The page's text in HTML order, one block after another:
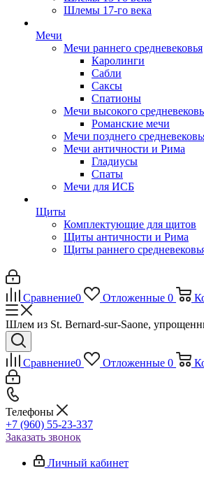
Шлемы 17-го века
Мечи
Мечи раннего средневековья
Каролинги
Сабли
Саксы
Спатионы
Мечи высокого
Романские мечи
Мечи позднего
Мечи античности и Рима
Гладиусы
Спаты
Мечи для ИСБ
Щиты
Комплектующие для щитов
Щиты античности и Рима
Щиты раннего
Сравнение0 Отложенные 0
Шлем из St. Bernard-sur-Saone,
Сравнение0 Отложенные 0
Телефоны
+7 (960) 55-23-337
Заказать звонок
Личный кабинет